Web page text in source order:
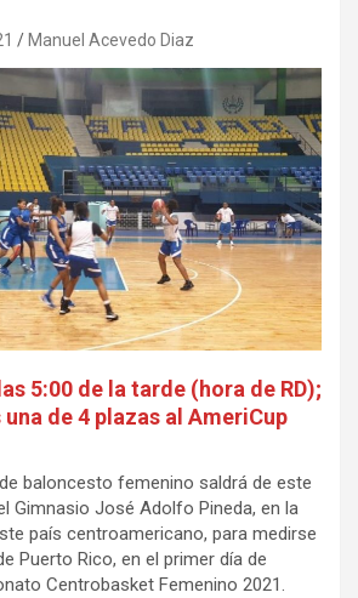
Manuel Acevedo Diaz
5:00 de la tarde (hora de RD);
de 4 plazas al AmeriCup
baloncesto femenino saldrá de este
Gimnasio José Adolfo Pineda, en la
país centroamericano, para medirse
Puerto Rico, en el primer día de
Centrobasket Femenino 2021.